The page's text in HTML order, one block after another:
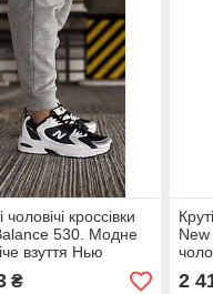
чоловічі кроссівки
530. Модне
взуття Нью
530 весна осінь.
₴ 2